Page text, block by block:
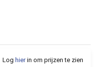
Log hierin om prijzen te zien